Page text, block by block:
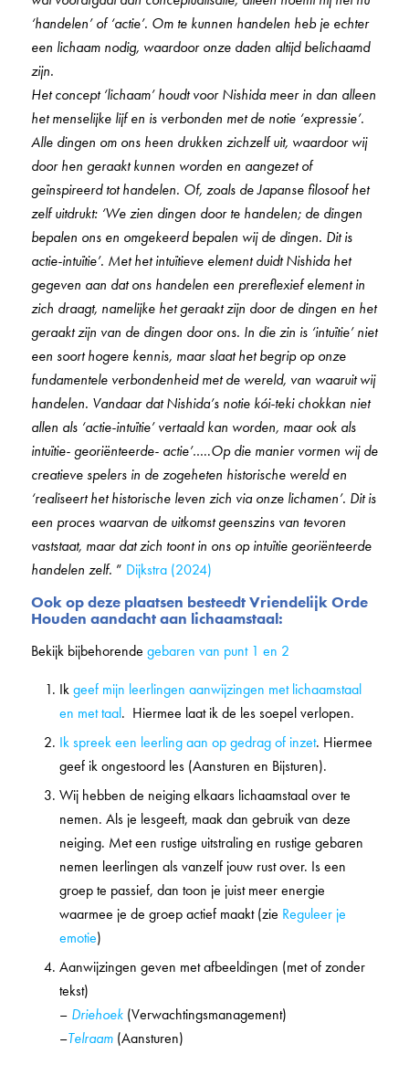
‘handelen’ of ‘actie’. Om te kunnen handelen heb je echter
een lichaam nodig, waardoor onze daden altijd belichaamd
zijn.
Het concept ‘lichaam’ houdt voor Nishida meer in dan alleen
het menselijke lijf en is verbonden met de notie ‘expressie’.
Alle dingen om ons heen drukken zichzelf uit, waardoor wij
door hen geraakt kunnen worden en aangezet of
geïnspireerd tot handelen. Of, zoals de Japanse filosoof het
zelf uitdrukt: ‘We zien dingen door te handelen; de dingen
bepalen ons en omgekeerd bepalen wij de dingen. Dit is
actie-intuïtie’. Met het intuïtieve element duidt Nishida het
gegeven aan dat ons handelen een prereflexief element in
zich draagt, namelijke het geraakt zijn door de dingen en het
geraakt zijn van de dingen door ons. In die zin is ‘intuïtie’ niet
een soort hogere kennis, maar slaat het begrip op onze
fundamentele verbondenheid met de wereld, van waaruit wij
handelen. Vandaar dat Nishida’s notie kói-teki chokkan niet
allen als ‘actie-intuïtie’ vertaald kan worden, maar ook als
intuïtie- georiënteerde- actie’…..Op die manier vormen wij de
creatieve spelers in de zogeheten historische wereld en
‘realiseert het historische leven zich via onze lichamen’. Dit is
een proces waarvan de uitkomst geenszins van tevoren
vaststaat, maar dat zich toont in ons op intuïtie georiënteerde
handelen zelf. ” Dijkstra (2024)
Ook op deze plaatsen besteedt Vriendelijk Orde
Houden aandacht aan lichaamstaal:
Bekijk bijbehorende gebaren van punt 1 en 2
Ikgeef mijn leerlingen aanwijzingen met lichaamstaal
en met taal. Hiermee laat ik de les soepel verlopen.
Ik spreek een leerling aan op gedrag of inzet. Hiermee
geef ik ongestoord les (Aansturen en Bijsturen).
Wij hebben de neiging elkaars lichaamstaal over te
nemen. Als je lesgeeft, maak dan gebruik van deze
neiging. Met een rustige uitstraling en rustige gebaren
nemen leerlingen als vanzelf jouw rust over. Is een
groep te passief, dan toon je juist meer energie
waarmee je de groep actief maakt (zie Reguleer je
emotie)
Aanwijzingen geven met afbeeldingen (met of zonder
tekst)
– Driehoek(Verwachtingsmanagement)
–Telraam(Aansturen)